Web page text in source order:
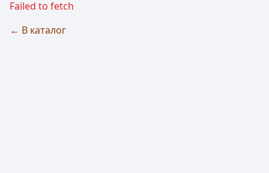
Failed to fetch
← В каталог